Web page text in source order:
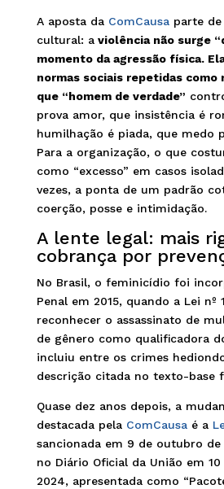
A aposta da ComCausaparte de
cultural: aviolência não surge
momento da agressão física.
normas sociais repetidas como
que “homem de verdade”
prova amor, que insistência é
humilhação é piada, que medo
Para a organização, o que
como “excesso” em casos
vezes, a ponta de um padrão
coerção, posse e intimidação.
A lente legal: mais
cobrança por
No Brasil, o feminicídio foi
Penal em 2015, quando a Lei nº
reconhecer o assassinato de
de gênero como qualificadora
incluiu entre os crimes
descrição citada no texto-base
Quase dez anos depois, a
destacada pela ComCausaé a
sancionada em 9 de outubro
no Diário Oficial da União em
2024, apresentada como